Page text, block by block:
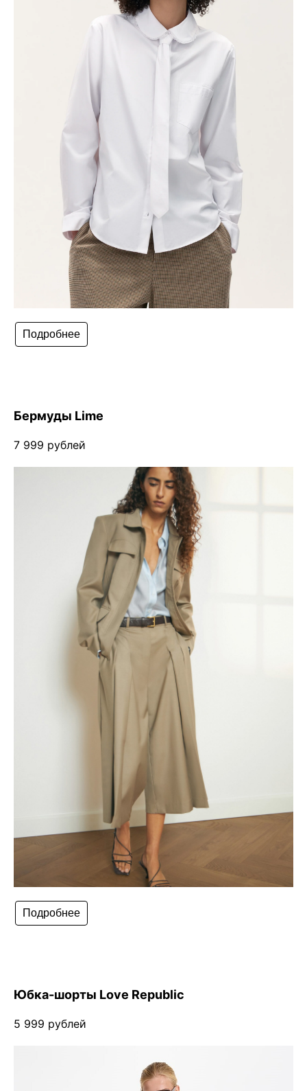
Подробнее
Бермуды Lime
7 999 рублей
Подробнее
Юбка-шорты Love Republic
5 999 рублей